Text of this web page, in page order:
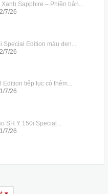
Sapphire – Phiên bản...
7/26
Edition màu đen...
7/26
tiếp tục có thêm...
7/26
SH Ý 150i Special...
7/26